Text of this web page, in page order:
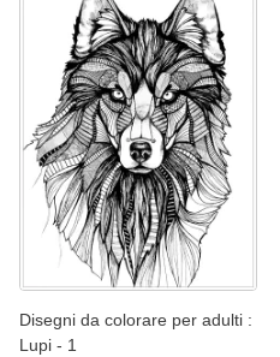
Disegni da colorare per adulti :
Lupi - 1